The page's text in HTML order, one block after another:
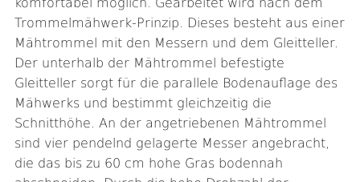
Trommelmähwerk-Prinzip. Dieses besteht aus einer
Mähtrommel mit den Messern und dem Gleitteller.
Der unterhalb der Mähtrommel befestigte
Gleitteller sorgt für die parallele Bodenauflage des
Mähwerks und bestimmt gleichzeitig die
Schnitthöhe. An der angetriebenen Mähtrommel
sind vier pendelnd gelagerte Messer angebracht,
die das bis zu 60 cm hohe Gras bodennah